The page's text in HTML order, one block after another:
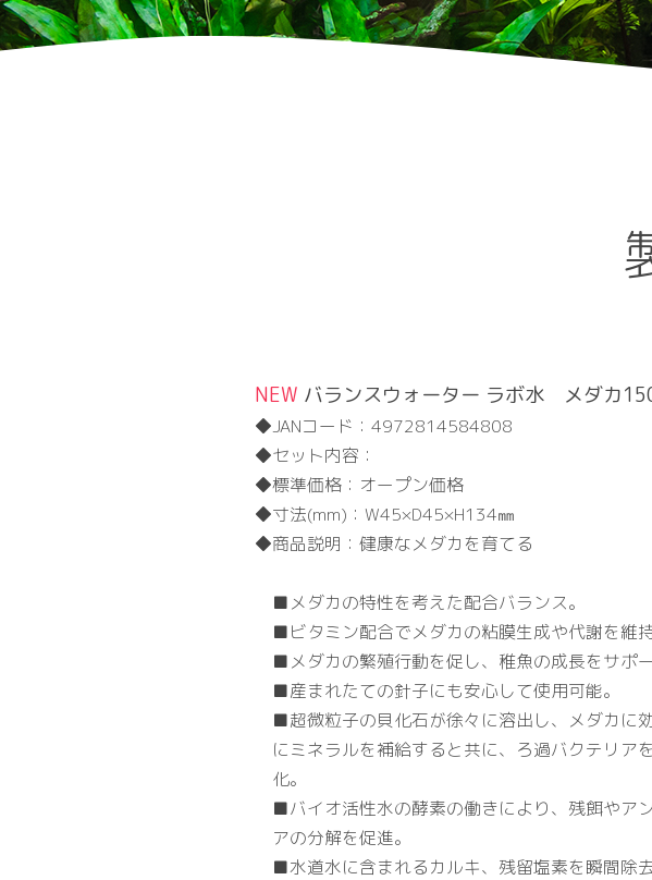
NEW バランスウォーター ラボ水 メダカ
JANコード： 4972814584808
セット内容：
標準価格： オープン価格
寸法(mm)： W45×D45×H134㎜
商品説明： 健康なメダカを育てる
■メダカの特性を考えた配合バランス。
■ビタミン配合でメダカの粘膜生成や代謝を維持
■メダカの繁殖行動を促し、稚魚の成長をサポー
■産まれたての針子にも安心して使用可能。
■超微粒子の貝化石が徐々に溶出し、メダカに
にミネラルを補給すると共に、ろ過バクテリア
化。
■バイオ活性水の酵素の働きにより、残餌やア
アの分解を促進。
■水道水に含まれるカルキ、残留塩素を瞬間除去